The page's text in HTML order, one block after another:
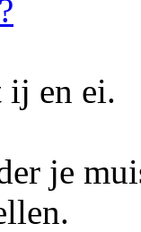
ij en ei.
je